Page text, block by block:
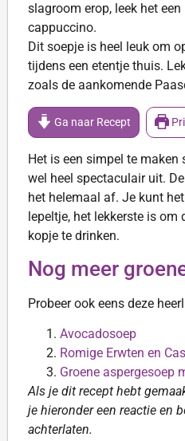
slagroom erop, leek het
cappuccino.
Dit soepje is heel leuk om
tijdens een etentje thuis.
zoals de aankomende
Ga naar Recept
Het is een simpel te maken
wel heel spectaculair uit.
het helemaal af. Je kunt
lepeltje, het lekkerste is om
kopje te drinken.
Nog meer
Probeer ook eens deze
Avocadosoep
Romige Erwten en
Groene aspergesoep
Als je dit recept hebt
je hieronder een reactie en
achterlaten.